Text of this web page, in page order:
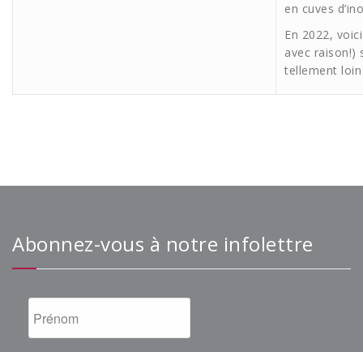
en cuves
En 2022,
avec raison!)
tellement
Abonnez-vous à notre infolettre